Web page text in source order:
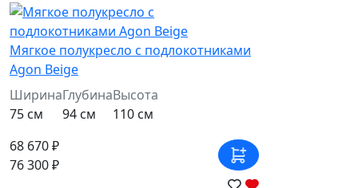
Мягкое полукресло с подлокотниками
Agon Beige
Ширина
75 см
Глубина
94 см
Высота
110 см
68 670 ₽
76 300 ₽